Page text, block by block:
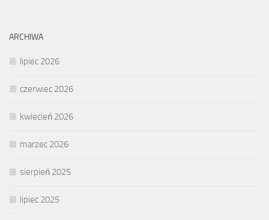
ARCHIWA
lipiec 2026
czerwiec 2026
kwiecień 2026
marzec 2026
sierpień 2025
lipiec 2025